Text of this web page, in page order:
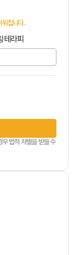
워집니다.
테라피
법적 처벌을 받을 수